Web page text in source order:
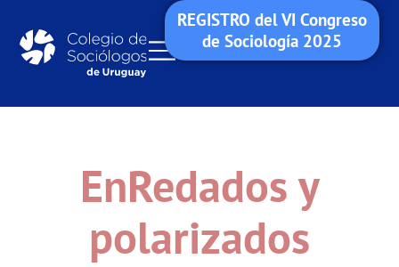
REGISTRO del VI Congreso
de Sociología 2025
EnRedados y
polarizados